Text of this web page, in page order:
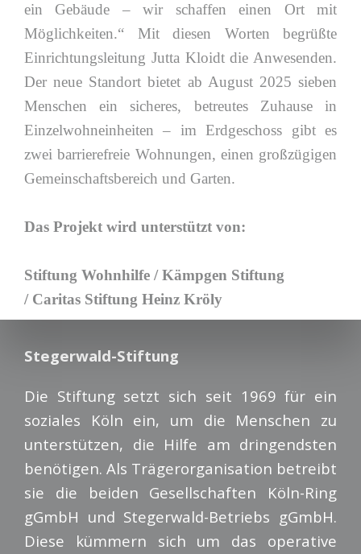
ein Gebäude – wir schaffen einen Ort mit
Möglichkeiten.“ Mit diesen Worten begrüßte
Einrichtungsleitung Jutta Kloidt die Anwesenden.
Der neue Standort bietet ab August 2025 sieben
Menschen ein sicheres, betreutes Zuhause in
Einzelwohneinheiten – im Erdgeschoss gibt es
zwei barrierefreie Wohnungen, einen großzügigen
Gemeinschaftsbereich und Garten.
Das Projekt wird unterstützt von:
Stiftung Wohnhilfe / Kämpgen Stiftung
/ Caritas Stiftung Heinz Kröly
Stegerwald-Stiftung
Die Stiftung setzt sich seit 1969 für ein
soziales Köln ein, um die Menschen zu
unterstützen, die Hilfe am dringendsten
benötigen. Als Trägerorganisation betreibt
sie die beiden Gesellschaften Köln-Ring
gGmbH und Stegerwald-Betriebs gGmbH.
Diese kümmern sich um das operative